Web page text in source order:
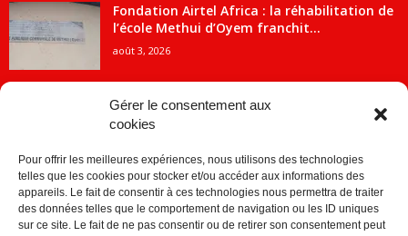
Gérer le consentement aux
cookies
Pour offrir les meilleures expériences, nous utilisons des technologies
telles que les cookies pour stocker et/ou accéder aux informations des
appareils. Le fait de consentir à ces technologies nous permettra de traiter
des données telles que le comportement de navigation ou les ID uniques
sur ce site. Le fait de ne pas consentir ou de retirer son consentement peut
Fondation Airtel Africa : la réhabilitation de
l’école Methui d’Oyem franchit...
août 3, 2026
ACTUALITES
Economie 2091
1840